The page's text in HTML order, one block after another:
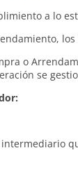
a lo
o
se